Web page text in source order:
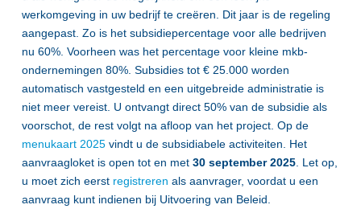
werkomgeving in uw bedrijf te creëren. Dit jaar is de regeling
aangepast. Zo is het subsidiepercentage voor alle bedrijven
nu 60%. Voorheen was het percentage voor kleine mkb-
ondernemingen 80%. Subsidies tot € 25.000 worden
automatisch vastgesteld en een uitgebreide administratie is
niet meer vereist. U ontvangt direct 50% van de subsidie als
voorschot, de rest volgt na afloop van het project. Op de
menukaart 2025vindt u de subsidiabele activiteiten. Het
aanvraagloket is open tot en met30 september 2025. Let op,
u moet zich eerst registreren als aanvrager, voordat u een
aanvraag kunt indienen bij Uitvoering van Beleid.